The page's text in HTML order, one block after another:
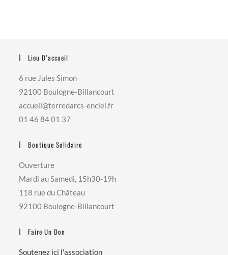
Lieu D’accueil
6 rue Jules Simon
92100 Boulogne-Billancourt
accueil@terredarcs-enciel.fr
01 46 84 01 37
Boutique Solidaire
Ouverture
Mardi au Samedi, 15h30-19h
118 rue du Château
92100 Boulogne-Billancourt
Faire Un Don
Soutenez ici l'association